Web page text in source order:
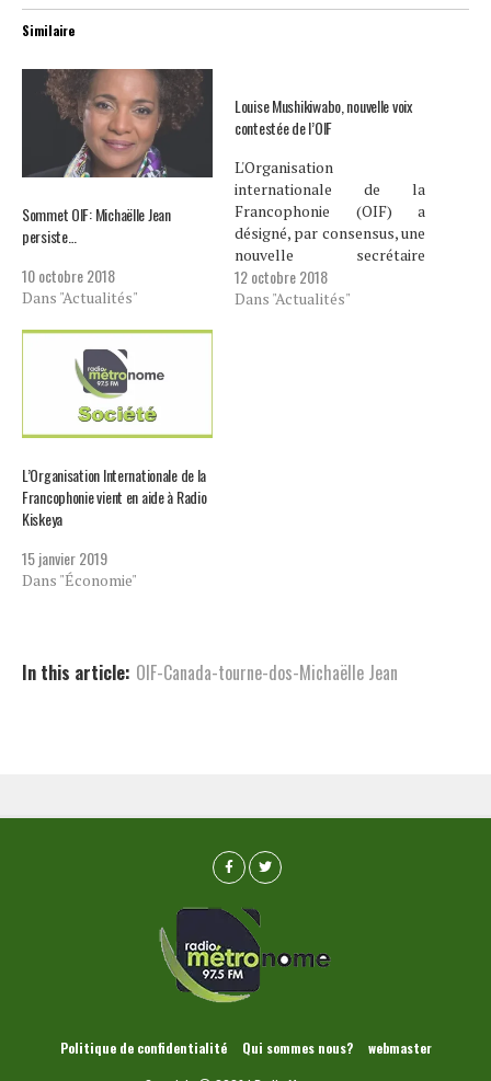
Similaire
Sommet OIF: Michaëlle Jean
persiste…
10 octobre 2018
Dans "Actualités"
Louise Mushikiwabo, nouvelle voix
contestée de l’OIF
L'Organisation
internationale de la
Francophonie (OIF) a
désigné, par consensus, une
nouvelle secrétaire
générale, en replacement à
Michaelle Jean qui vient de
12 octobre 2018
Dans "Actualités"
L’Organisation Internationale de la
Francophonie vient en aide à Radio
Kiskeya
15 janvier 2019
Dans "Économie"
In this article: OIF-Canada-tourne-dos-Michaëlle Jean
Politique de confidentialité Qui sommes nous?
webmaster